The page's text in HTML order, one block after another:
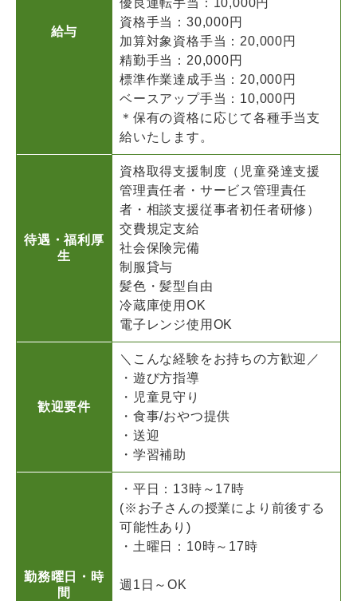
給与
優良運転手当：10,000円
資格手当：30,000円
加算対象資格手当：20,000円
精勤手当：20,000円
標準作業達成手当：20,000円
ベースアップ手当：10,000円
＊保有の資格に応じて各種手当支
給いたします。
待遇・福利厚
生
資格取得支援制度（児童発達支援
管理責任者・サービス管理責任
者・相談支援従事者初任者研修）
交費規定支給
社会保険完備
制服貸与
髪色・髪型自由
冷蔵庫使用OK
電子レンジ使用OK
歓迎要件
＼こんな経験をお持ちの方歓迎／
・遊び方指導
・児童見守り
・食事/おやつ提供
・送迎
・学習補助
勤務曜日・時
間
・平日：13時～17時
(※お子さんの授業により前後する
可能性あり)
・土曜日：10時～17時
週1日～OK